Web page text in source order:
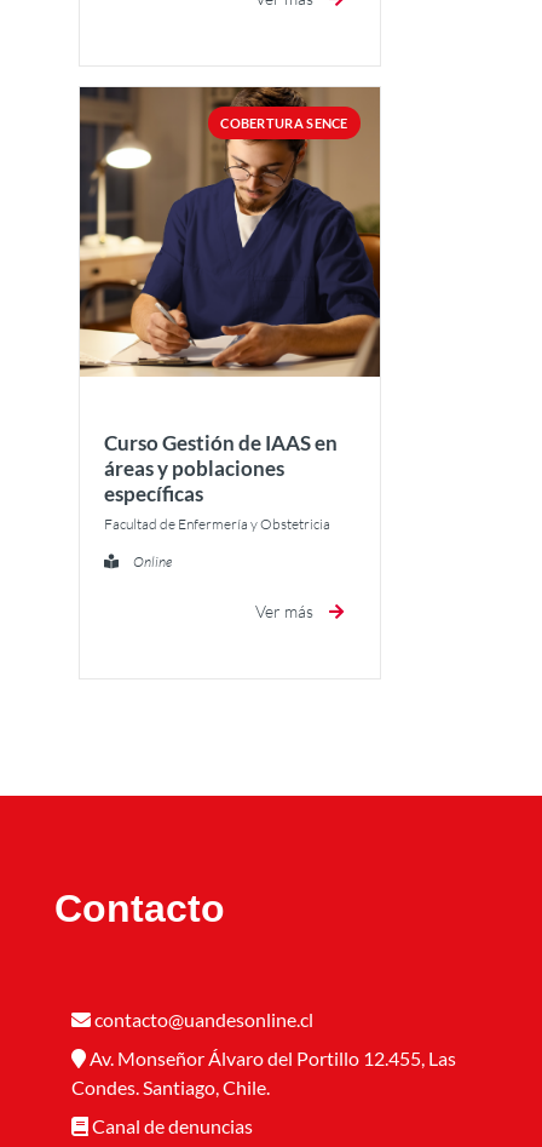
COBERTURA SENCE
Curso Gestión de IAAS en
áreas y poblaciones
específicas
Facultad de Enfermería y Obstetricia
Online
Ver más
Contacto
contacto@uandesonline.cl
Av. Monseñor Álvaro del Portillo 12.455, Las
Condes. Santiago, Chile.
Canal de denuncias